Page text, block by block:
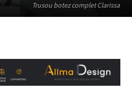
Trusou botez complet Clarissa